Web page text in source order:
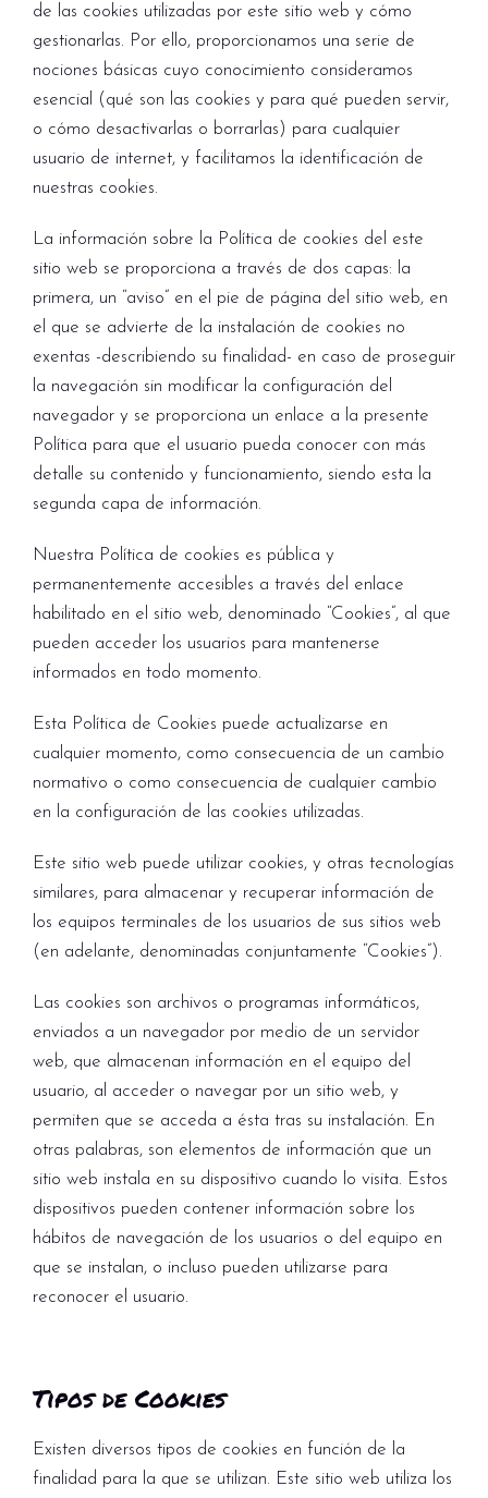
de las cookies utilizadas por este sitio web y cómo
gestionarlas. Por ello, proporcionamos una serie de
nociones básicas cuyo conocimiento consideramos
esencial (qué son las cookies y para qué pueden servir,
o cómo desactivarlas o borrarlas) para cualquier
usuario de internet, y facilitamos la identificación de
nuestras cookies.
La información sobre la Política de cookies del este
sitio web se proporciona a través de dos capas: la
primera, un “aviso” en el pie de página del sitio web, en
el que se advierte de la instalación de cookies no
exentas -describiendo su finalidad- en caso de proseguir
la navegación sin modificar la configuración del
navegador y se proporciona un enlace a la presente
Política para que el usuario pueda conocer con más
detalle su contenido y funcionamiento, siendo esta la
segunda capa de información.
Nuestra Política de cookies es pública y
permanentemente accesibles a través del enlace
habilitado en el sitio web, denominado “Cookies”, al que
pueden acceder los usuarios para mantenerse
informados en todo momento.
Esta Política de Cookies puede actualizarse en
cualquier momento, como consecuencia de un cambio
normativo o como consecuencia de cualquier cambio
en la configuración de las cookies utilizadas.
Este sitio web puede utilizar cookies, y otras tecnologías
similares, para almacenar y recuperar información de
los equipos terminales de los usuarios de sus sitios web
(en adelante, denominadas conjuntamente “Cookies”).
Las cookies son archivos o programas informáticos,
enviados a un navegador por medio de un servidor
web, que almacenan información en el equipo del
usuario, al acceder o navegar por un sitio web, y
permiten que se acceda a ésta tras su instalación. En
otras palabras, son elementos de información que un
sitio web instala en su dispositivo cuando lo visita. Estos
dispositivos pueden contener información sobre los
hábitos de navegación de los usuarios o del equipo en
que se instalan, o incluso pueden utilizarse para
reconocer el usuario.
Tipos de Cookies
Existen diversos tipos de cookies en función de la
finalidad para la que se utilizan. Este sitio web utiliza los